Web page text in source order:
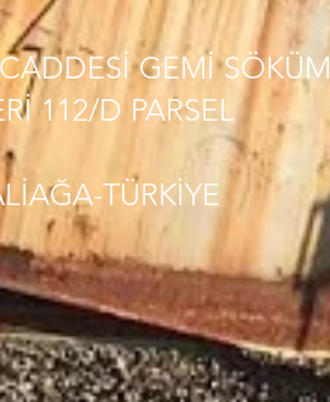
GEMİ SÖKÜM
112/D PARSEL
TÜRKİYE